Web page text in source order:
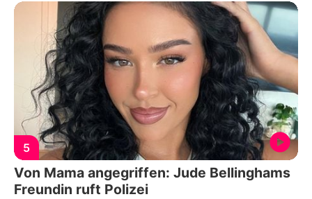
5
Von Mama angegriffen: Jude Bellinghams
Freundin ruft Polizei